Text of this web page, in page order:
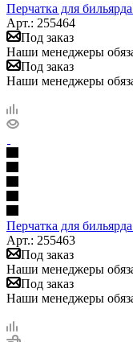
Перчатка для
Арт.: 255464
Под заказ
Наши менеджеры
Под заказ
Наши менеджеры
Перчатка для
Арт.: 255463
Под заказ
Наши менеджеры
Под заказ
Наши менеджеры